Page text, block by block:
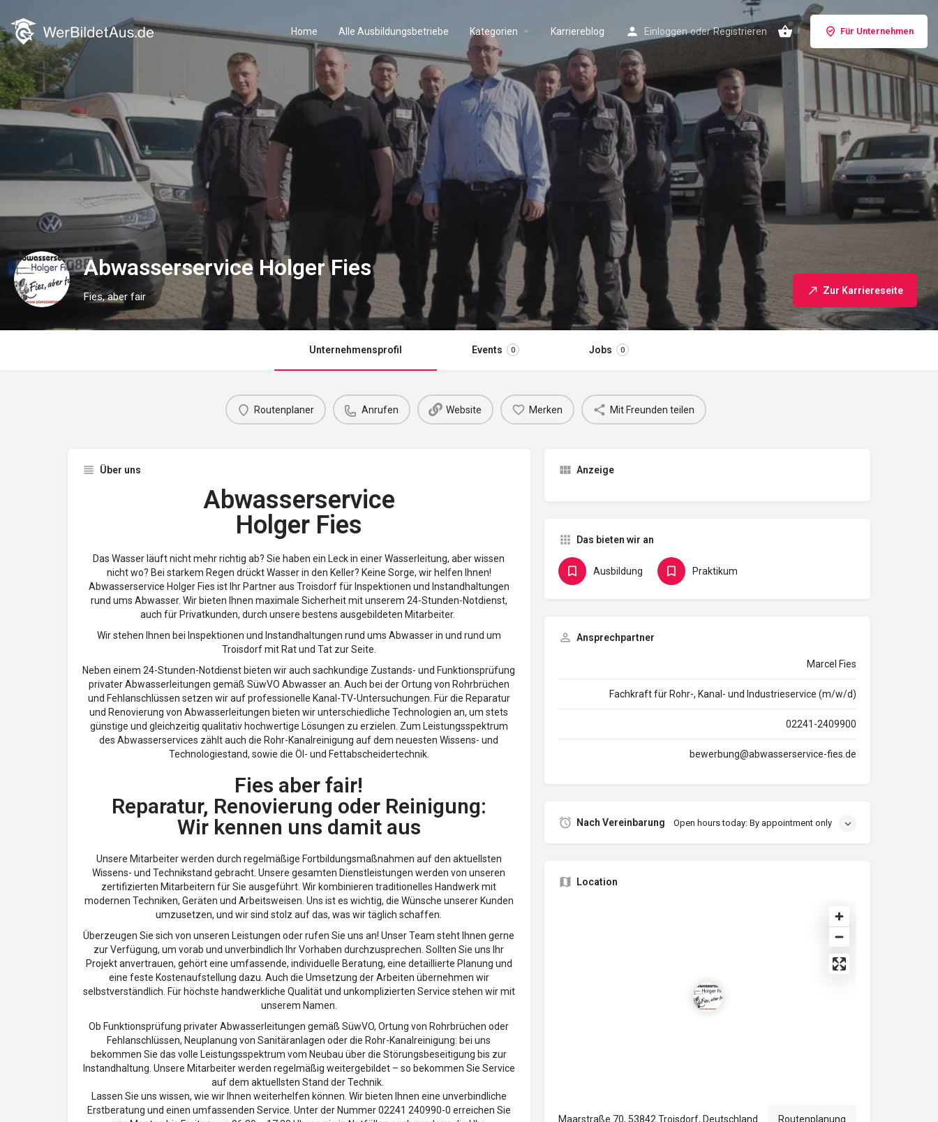
Home Alle Ausbildungsbetriebe Kategorien Karriereblog Einloggen oder Registrieren Für Unternehmen
Abwasserservice Holger Fies
Fies, aber fair Zur Karriereseite
Unternehmensprofil Events 0 Jobs 0
Routenplaner Anrufen Website Merken Mit Freunden teilen
Über uns
Abwasserservice
Holger Fies
Das Wasser läuftnicht mehr richtig ab? Sie haben ein Leck in einer Wasserleitung, aber wissen
nicht wo? Bei starkem Regen drückt Wasser in den Keller? Keine Sorge, wir helfen Ihnen!
Abwasserservice Holger Fies ist Ihr Partner aus Troisdorf für Inspektionen und Instandhaltungen
rund ums Abwasser. Wir bieten Ihnen maximale Sicherheit mit unserem 24-Stunden-Notdienst,
auch für Privatkunden, durch unsere bestens ausgebildeten Mitarbeiter.
Wir stehen Ihnen bei Inspektionen und Instandhaltungen rund ums Abwasser in und rund um
Troisdorf mit Rat und Tat zur Seite.
Neben einem 24-Stunden-Notdienst bieten wir auch sachkundige Zustands- und Funktionsprüfung
privater Abwasserleitungen gemäß SüwVO Abwasser an. Auch bei der Ortung von Rohrbrüchen
und Fehlanschlüssen setzen wir auf professionelle Kanal-TV-Untersuchungen. Für die Reparatur
und Renovierung von Abwasserleitungen bieten wir unterschiedliche Technologien an, um stets
günstige und gleichzeitig qualitativ hochwertige Lösungen zu erzielen. Zum Leistungsspektrum
des Abwasserservices zählt auch die Rohr-Kanalreinigung auf dem neuesten Wissens- und
Technologiestand, sowie die Öl- und Fettabscheidertechnik.
Fies aber fair!
Reparatur, Renovierung oder Reinigung:
Wir kennen uns damit aus
Unsere Mitarbeiter werden durch regelmäßige Fortbildungsmaßnahmen auf den aktuellsten
Wissens- und Technikstand gebracht. Unsere gesamten Dienstleistungen werden von unseren
zertifizierten Mitarbeitern für Sie ausgeführt. Wir kombinieren traditionelles Handwerk mit
modernen Techniken, Geräten und Arbeitsweisen. Uns ist es wichtig, die Wünsche unserer Kunden
umzusetzen, und wir sind stolz auf das, was wir täglich schaffen.
Überzeugen Sie sich von unseren Leistungen oder rufen Sie uns an! Unser Team steht Ihnen gerne
zur Verfügung, um vorab und unverbindlich Ihr Vorhaben durchzusprechen. Sollten Sie uns Ihr
Projekt anvertrauen, gehört eine umfassende, individuelle Beratung, eine detaillierte Planung und
eine feste Kostenaufstellung dazu. Auch die Umsetzung der Arbeiten übernehmen wir
selbstverständlich. Für höchste handwerkliche Qualität und unkomplizierten Service stehen wir mit
unserem Namen.
Ob Funktionsprüfung privater Abwasserleitungen gemäßSüwVO, Ortung von Rohrbrüchen oder
Fehlanschlüssen, Neuplanung von Sanitäranlagen oder die Rohr-Kanalreinigung: bei uns
bekommen Sie das volle Leistungsspektrum vom Neubau über die Störungsbeseitigung bis zur
Instandhaltung. Unsere Mitarbeiter werden regelmäßig weitergebildet – so bekommen Sie Service
auf dem aktuellsten Stand der Technik.
Lassen Sie uns wissen, wie wir Ihnen weiterhelfen können. Wir bieten Ihnen eine unverbindliche
Erstberatung und einen umfassenden Service. Unter der Nummer02241 240990-0 erreichen Sie
Anzeige
Das bieten wir an
Ausbildung Praktikum
Ansprechpartner
Marcel Fies
Fachkraft für Rohr-, Kanal- und Industrieservice (m/w/d)
02241-2409900
bewerbung@abwasserservice-fies.de
Nach Vereinbarung Open hours today: By appointment only
Location
Maarstraße 70, 53842 Troisdorf, Deutschland Routenplanung